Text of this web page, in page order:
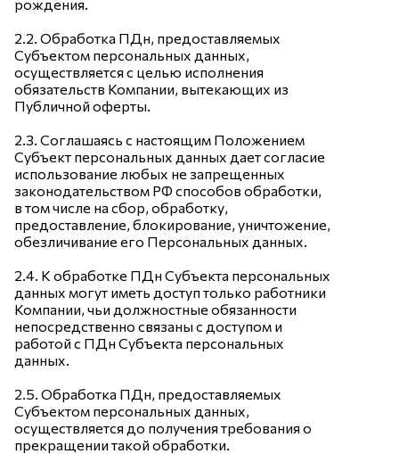
рождения.
2.2. Обработка ПДн, предоставляемых
Субъектом персональных данных,
осуществляется с целью исполнения
обязательств Компании, вытекающих из
Публичной оферты.
2.3. Соглашаясь с настоящим Положением
Субъект персональных данных дает согласие
использование любых не запрещенных
законодательством РФ способов обработки,
в том числе на сбор, обработку,
предоставление, блокирование, уничтожение,
обезличивание его Персональных данных.
2.4. К обработке ПДн Субъекта персональных
данных могут иметь доступ только работники
Компании, чьи должностные обязанности
непосредственно связаны с доступом и
работой с ПДн Субъекта персональных
данных.
2.5. Обработка ПДн, предоставляемых
Субъектом персональных данных,
осуществляется до получения требования о
прекращении такой обработки.